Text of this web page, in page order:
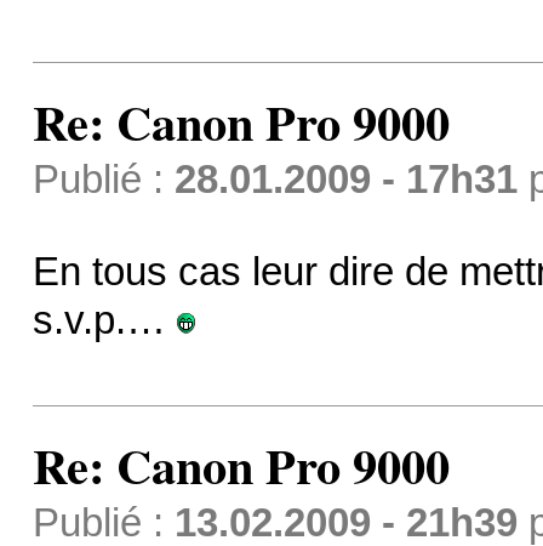
Re: Canon Pro 9000
Publié : 28.01.2009 - 17h31
En tous cas leur dire de
s.v.p.…
Re: Canon Pro 9000
Publié : 13.02.2009 - 21h39